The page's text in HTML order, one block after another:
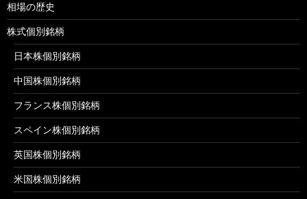
相場の歴史
株式個別銘柄
日本株個別銘柄
中国株個別銘柄
フランス株個別銘柄
スペイン株個別銘柄
英国株個別銘柄
米国株個別銘柄